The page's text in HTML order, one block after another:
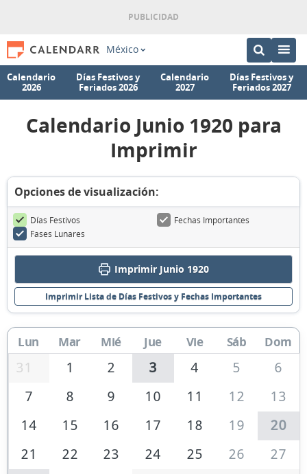
México
Calendario
2026
Días Festivos y
Feriados 2026
Calendario
2027
Días Festivos y
Feriados 2027
Calendario Junio 1920 para
Imprimir
Opciones de visualización:
Días Festivos
Fechas Importantes
Fases Lunares
Imprimir Junio 1920
Imprimir Lista de Días Festivos y Fechas Importantes
Lun Mar Mié Jue Vie Sáb Dom
31 1 2 3 4 5
6
7
8 9 10 11 12
13
14
15 16 17 18 19
20
21
22 23 24 25 26
27